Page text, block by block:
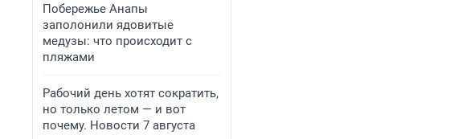
Побережье Анапы
заполонили ядовитые
медузы: что происходит с
пляжами
Рабочий день хотят сократить,
но только летом — и вот
почему. Новости 7 августа